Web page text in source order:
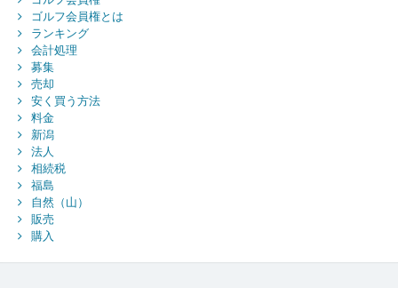
ゴルフ会員権とは
ランキング
会計処理
募集
売却
安く買う方法
料金
新潟
法人
相続税
福島
自然（山）
販売
購入